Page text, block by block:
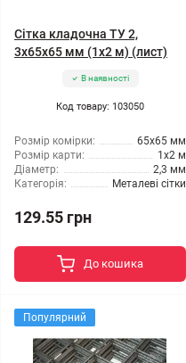
Сітка кладочна ТУ 2,
3x65x65 мм (1x2 м) (лист)
В наявності
Код товару: 103050
Розмір комірки:
65x65 мм
Розмір карти:
1x2 м
Діаметр:
2,3 мм
Категорія:
Металеві сітки
129.55 грн
До кошика
Популярний